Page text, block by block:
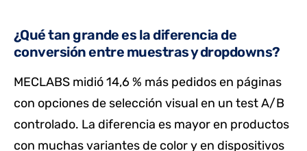
¿Qué tan grande es la diferencia de
conversión entre muestras y dropdowns?
MECLABS midió 14,6 % más pedidos en páginas
con opciones de selección visual en un test A/B
controlado. La diferencia es mayor en productos
con muchas variantes de color y en dispositivos